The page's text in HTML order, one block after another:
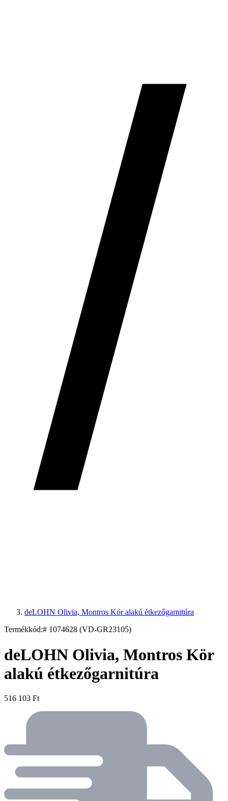
deLOHN Olivia, Montros Kör alakú étkezőgarnitúra
Termékkód:# 1074628 (VD-GR23105)
deLOHN Olivia, Montros Kör
alakú étkezőgarnitúra
516 103 Ft